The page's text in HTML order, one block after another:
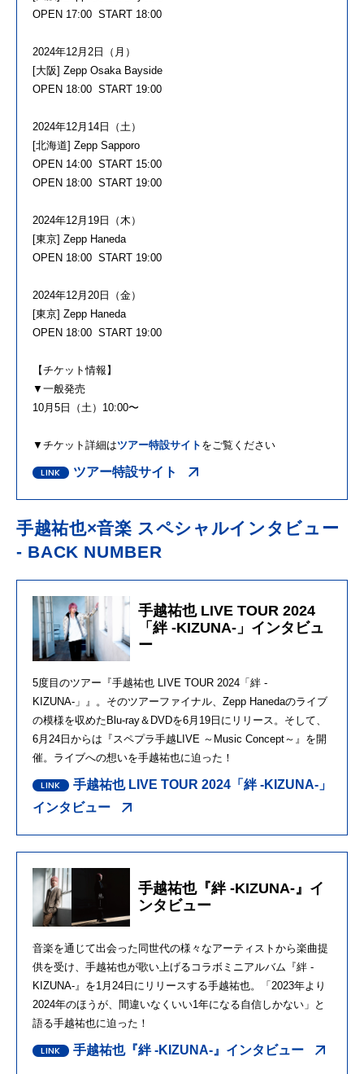
OPEN 17:00 START 18:00
2024年12月2日（月）
[大阪] Zepp Osaka Bayside
OPEN 18:00 START 19:00
2024年12月14日（土）
[北海道] Zepp Sapporo
OPEN 14:00 START 15:00
OPEN 18:00 START 19:00
2024年12月19日（木）
[東京] Zepp Haneda
OPEN 18:00 START 19:00
2024年12月20日（金）
[東京] Zepp Haneda
OPEN 18:00 START 19:00
【チケット情報】
▼一般発売
10月5日（土） 10:00〜
▼チケット詳細はツアー特設サイト をご覧ください
ツアー特設サイト
手越祐也×音楽 スペシャルインタビュー
- BACK NUMBER
手越祐也 LIVE TOUR 2024
「絆 -KIZUNA-」インタビュ
ー
5度目のツアー『手越祐也 LIVE TOUR 2024「絆 -
KIZUNA-」』。そのツアーファイナル、Zepp Hanedaのライブ
の模様を収めたBlu-ray＆DVDを6月19日にリリース。そして、
6月24日からは『スペプラ手越LIVE ～Music Concept～』を開
催。ライブへの想いを手越祐也に迫った！
手越祐也 LIVE TOUR 2024「絆 -KIZUNA-」
インタビュー
手越祐也『絆 -KIZUNA-』イ
ンタビュー
音楽を通じて出会った同世代の様々なアーティストから楽曲提
供を受け、手越祐也が歌い上げるコラボミニアルバム『絆 -
KIZUNA-』を1月24日にリリースする手越祐也。「2023年より
2024年のほうが、間違いなくいい1年になる自信しかない」と
語る手越祐也に迫った！
手越祐也『絆 -KIZUNA-』インタビュー